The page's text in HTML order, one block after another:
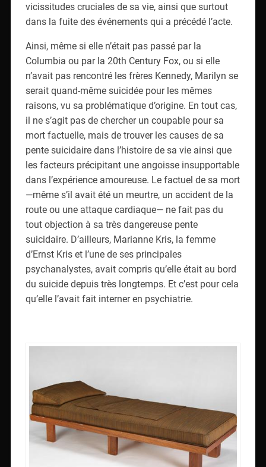
vicissitudes cruciales de sa vie, ainsi que surtout
dans la fuite des événements qui a précédé l’acte.
Ainsi, même si elle n’était pas passé par la
Columbia ou par la 20th Century Fox, ou si elle
n’avait pas rencontré les frères Kennedy, Marilyn se
serait quand-même suicidée pour les mêmes
raisons, vu sa problématique d’origine. En tout cas,
il ne s’agit pas de chercher un coupable pour sa
mort factuelle, mais de trouver les causes de sa
pente suicidaire dans l’histoire de sa vie ainsi que
les facteurs précipitant une angoisse insupportable
dans l’expérience amoureuse. Le factuel de sa mort
—même s’il avait été un meurtre, un accident de la
route ou une attaque cardiaque— ne fait pas du
tout objection à sa très dangereuse pente
suicidaire. D’ailleurs, Marianne Kris, la femme
d’Ernst Kris et l’une de ses principales
psychanalystes, avait compris qu’elle était au bord
du suicide depuis très longtemps. Et c’est pour cela
qu’elle l’avait fait interner en psychiatrie.